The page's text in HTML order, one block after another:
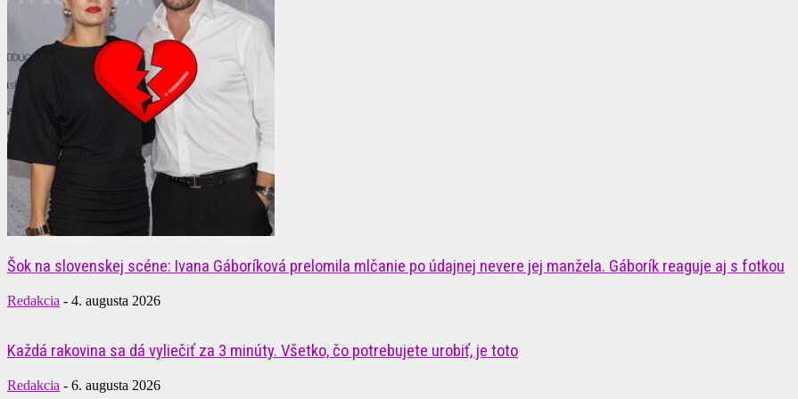
Šok na slovenskej scéne: Ivana Gáboríková prelomila mlčanie po údajnej nevere jej manžela. Gáborík reaguje aj s fotkou
Redakcia - 4. augusta 2026
Každá rakovina sa dá vyliečiť za 3 minúty. Všetko, čo potrebujete urobiť, je toto
Redakcia - 6. augusta 2026